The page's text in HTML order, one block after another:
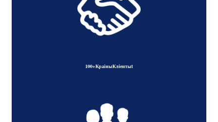
100+КраіныКліентыt